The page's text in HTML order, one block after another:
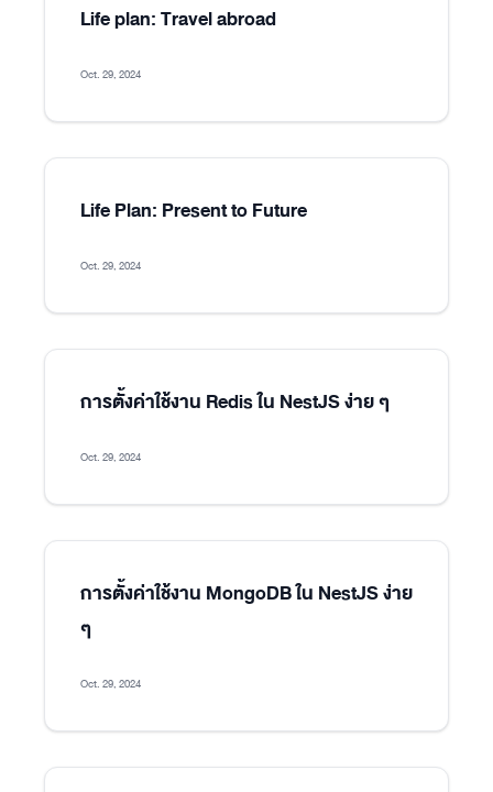
Life plan: Travel abroad
Oct. 29, 2024
Life Plan: Present to Future
Oct. 29, 2024
การตั้งค่าใช้งาน Redis ใน NestJS ง่าย ๆ
Oct. 29, 2024
การตั้งค่าใช้งาน MongoDB ใน NestJS ง่าย
ๆ
Oct. 29, 2024